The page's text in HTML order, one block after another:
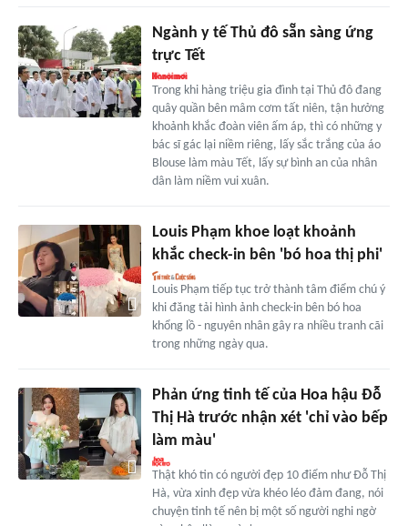
Ngành y tế Thủ đô sẵn sàng ứng
trực Tết
Trong khi hàng triệu gia đình tại Thủ đô đang
quây quần bên mâm cơm tất niên, tận hưởng
khoảnh khắc đoàn viên ấm áp, thì có những y
bác sĩ gác lại niềm riêng, lấy sắc trắng của áo
Blouse làm màu Tết, lấy sự bình an của nhân
dân làm niềm vui xuân.
Louis Phạm khoe loạt khoảnh
khắc check-in bên 'bó hoa thị phi'
Louis Phạm tiếp tục trở thành tâm điểm chú ý
khi đăng tải hình ảnh check-in bên bó hoa
khổng lồ - nguyên nhân gây ra nhiều tranh cãi
trong những ngày qua.
Phản ứng tinh tế của Hoa hậu Đỗ
Thị Hà trước nhận xét 'chỉ vào bếp
làm màu'
Thật khó tin có người đẹp 10 điểm như Đỗ Thị
Hà, vừa xinh đẹp vừa khéo léo đảm đang, nói
chuyện tinh tế nên bị một số người nghi ngờ